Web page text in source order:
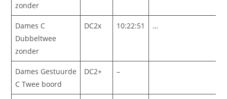
zonder
Dames C
Dubbeltwee
zonder
DC2x 10:22:51 …
Dames Gestuurde
C Twee boord
DC2+ –